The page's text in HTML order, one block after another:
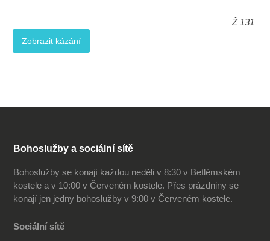
Ž 131
Zobrazit kázání
Bohoslužby a sociální sítě
Bohoslužby se konají každou neděli v 8:30 v Betlémském
kostele a v 10:00 v Červeném kostele. Přes prázdniny se
konají jen jedny bohoslužby v 9:00 v Červeném kostele.
Sociální sítě